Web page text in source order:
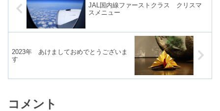
JAL国内線ファーストクラス クリスマ
スメニュー
2023年 あけましておめでとうございま
す
コメント